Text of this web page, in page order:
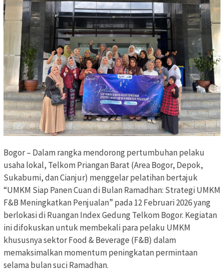
Bogor – Dalam rangka mendorong pertumbuhan pelaku
usaha lokal, Telkom Priangan Barat (Area Bogor, Depok,
Sukabumi, dan Cianjur) menggelar pelatihan bertajuk
“UMKM Siap Panen Cuan di Bulan Ramadhan: Strategi UMKM
F&B Meningkatkan Penjualan” pada 12 Februari 2026 yang
berlokasi di Ruangan Index Gedung Telkom Bogor. Kegiatan
ini difokuskan untuk membekali para pelaku UMKM
khususnya sektor Food & Beverage (F&B) dalam
memaksimalkan momentum peningkatan permintaan
selama bulan suci Ramadhan.